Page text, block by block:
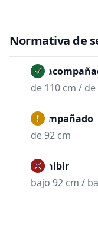
Normativa de
No
de 110 cm /
Acompañado
de 92 cm
Prohibir
bajo 92 cm /